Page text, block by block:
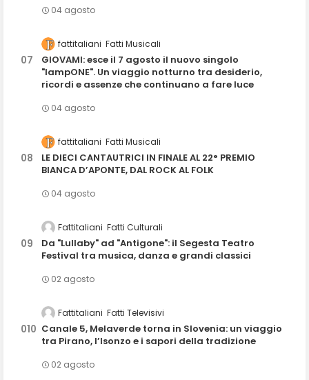
04 agosto
fattitaliani Fatti Musicali
GIOVAMI: esce il 7 agosto il nuovo singolo
"lampONE". Un viaggio notturno tra desiderio,
ricordi e assenze che continuano a fare luce
04 agosto
fattitaliani Fatti Musicali
LE DIECI CANTAUTRICI IN FINALE AL 22° PREMIO
BIANCA D’APONTE, DAL ROCK AL FOLK
04 agosto
Fattitaliani Fatti Culturali
Da "Lullaby" ad "Antigone": il Segesta Teatro
Festival tra musica, danza e grandi classici
02 agosto
Fattitaliani Fatti Televisivi
Canale 5, Melaverde torna in Slovenia: un viaggio
tra Pirano, l’Isonzo e i sapori della tradizione
02 agosto